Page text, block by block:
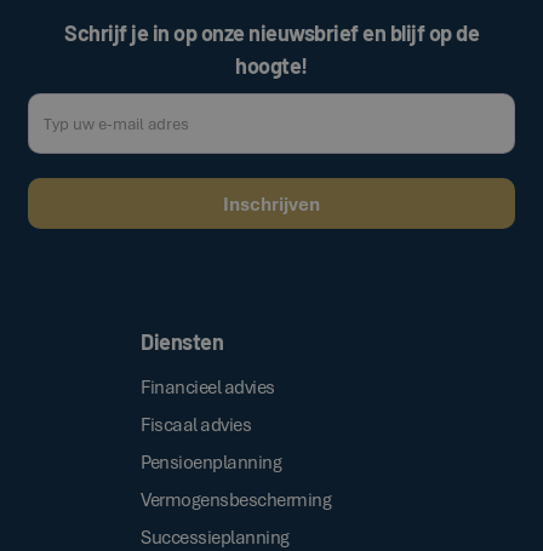
Schrijf je in op onze nieuwsbrief en blijf op de
hoogte!
Diensten
Financieel advies
Fiscaal advies
Pensioenplanning
Vermogensbescherming
Successieplanning